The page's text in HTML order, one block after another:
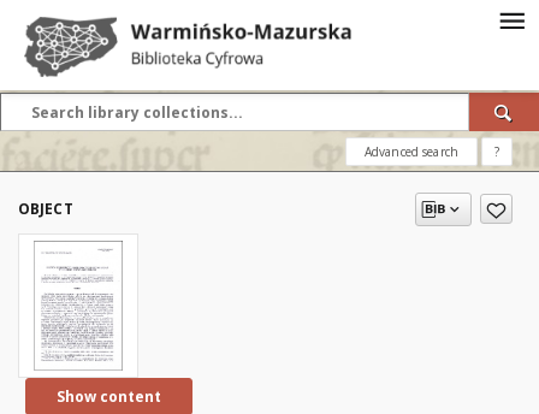
Advanced search ?
OBJECT
Show content